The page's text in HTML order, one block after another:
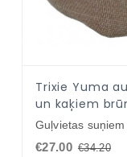
Trixie Yuma
un kaķiem
Guļvietas
€27.00 €34.20